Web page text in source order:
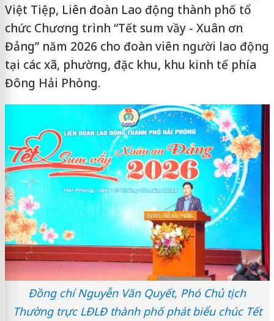
Việt Tiệp, Liên đoàn Lao động thành phố tổ
chức Chương trình “Tết sum vầy - Xuân ơn
Đảng” năm 2026 cho đoàn viên người lao động
tại các xã, phường, đặc khu, khu kinh tế phía
Đông Hải Phòng.
Đồng chí Nguyễn Văn Quyết, Phó Chủ tịch
Thường trực LĐLĐ thành phố phát biểu chúc Tết